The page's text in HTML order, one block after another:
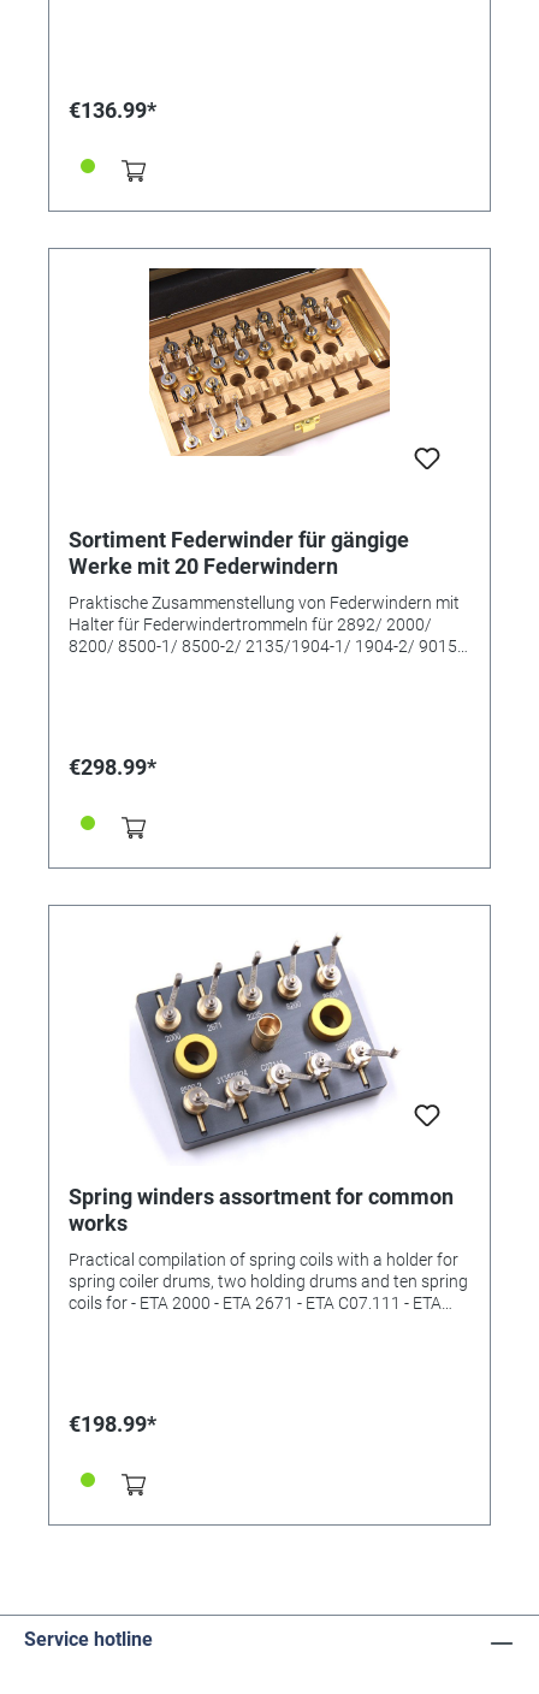
€136.99*
Sortiment Federwinder für gängige
Werke mit 20 Federwindern
Praktische Zusammenstellung von Federwindern mit
Halter für Federwindertrommeln für 2892/ 2000/
8200/ 8500-1/ 8500-2/ 2135/1904-1/ 1904-2/ 9015/
€298.99*
Spring winders assortment for common
works
Practical compilation of spring coils with a holder for
spring coiler drums, two holding drums and ten spring
coils for - ETA 2000 - ETA 2671 - ETA C07.111 - ETA
€198.99*
Service hotline